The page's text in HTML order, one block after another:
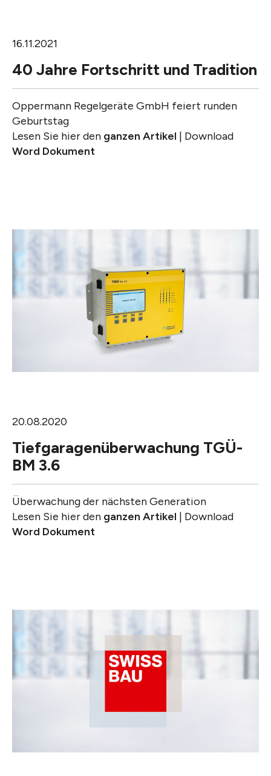
16.11.2021
40 Jahre Fortschritt und Tradition
Oppermann Regelgeräte GmbH feiert runden
Geburtstag
Lesen Sie hier den ganzen Artikel | Download
Word Dokument
20.08.2020
Tiefgaragenüberwachung TGÜ-
BM 3.6
Überwachung der nächsten Generation
Lesen Sie hier den ganzen Artikel | Download
Word Dokument